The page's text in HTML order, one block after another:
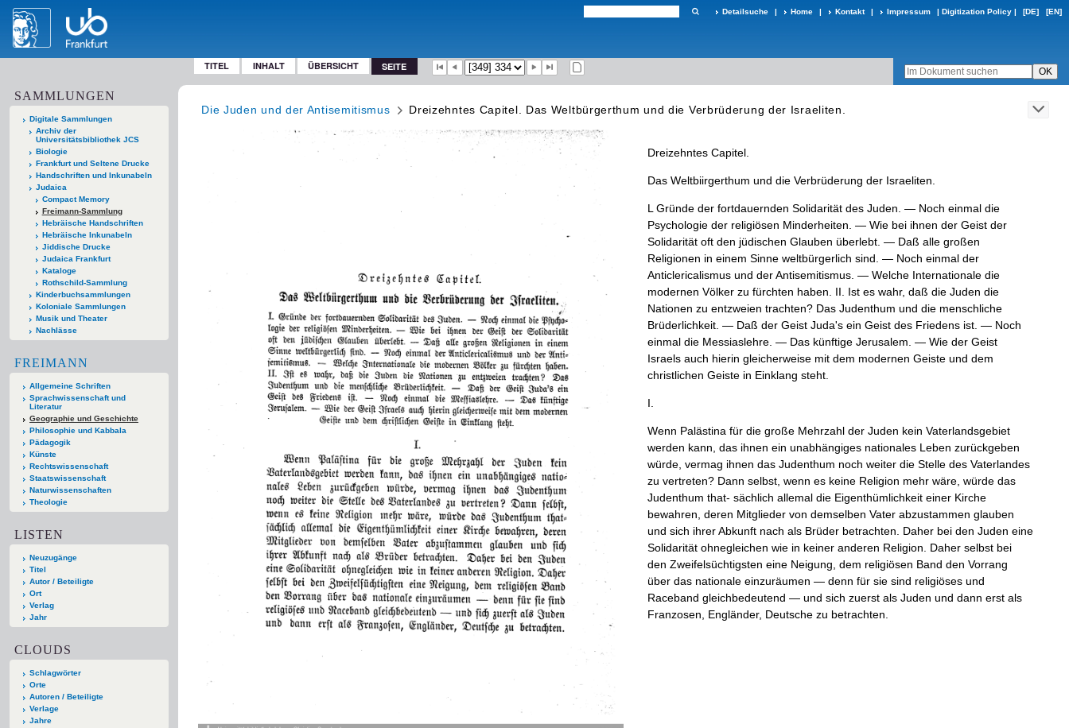
Detailsuche | Home | Kontakt | Impressum | Digitization Policy | [DE] [EN]
TITEL INHALT ÜBERSICHT SEITE
SAMMLUNGEN
Digitale Sammlungen
Archiv der
Universitätsbibliothek JCS
Biologie
Frankfurt und Seltene Drucke
Handschriften und Inkunabeln
Judaica
Compact Memory
Freimann-Sammlung
Hebräische Handschriften
Hebräische Inkunabeln
Jiddische Drucke
Judaica Frankfurt
Kataloge
Rothschild-Sammlung
Kinderbuchsammlungen
Koloniale Sammlungen
Musik und Theater
Nachlässe
FREIMANN
Allgemeine Schriften
Sprachwissenschaft und
Literatur
Geographie und Geschichte
Philosophie und Kabbala
Pädagogik
Künste
Rechtswissenschaft
Staatswissenschaft
Naturwissenschaften
Theologie
LISTEN
Neuzugänge
Titel
Autor / Beteiligte
Ort
Verlag
Jahr
CLOUDS
Schlagwörter
Orte
Autoren / Beteiligte
Verlage
Jahre
Die Juden und der Antisemitismus Dreizehntes Capitel. Das Weltbürgerthum und die Verbrüderung der Israeliten.
Dreizehntes Capitel
Das Weltbiirgerthum und die Verbrüderung der Israeliten
L Gründe der fortdauernden Solidarität des Juden — Noch einmal die
Psycho­logie der religiösen Minderheiten — Wie bei ihnen der Geist der
Solidarität oft den jüdischen Glauben überlebt — Daß alle großen
Religionen in einem Sinne weltbürgerlich sind — Noch einmal der
Anticlericalismus und derAnti­semitismus — Welche Internationale die
modernen Völker zu fürchten haben II Ist es wahr, daß die Juden die
Nationen zu entzweien trachten? Das Judenthum und die menschliche
Brüderlichkeit — Daß der Geist Juda's ein Geist des Friedens ist — Noch
einmal die Messiaslehre — Das künftige Jerusalem — Wie der Geist
Israels auch hierin gleicherweise mit dem modernen Geiste und dem
christlichen Geiste in Einklang steht
I
Wenn Palästina für die große Mehrzahl der Juden kein Vaterlandsgebiet
werden kann das ihnen ein unabhängiges natio­nales Leben zurückgeben
würde vermag ihnen das Judenthum noch weiter die Stelle des Vaterlandes
zu vertreten? Dann selbst wenn es keine Religion mehr wäre würde das
Judenthum that- sächlich allemal die Eigenthümlichkeit einer Kirche
bewahren deren Mitglieder von demselben Vater abzustammen glauben
und sich ihrerAbkunft nach als Brüder betrachten Daher bei den Juden eine
Solidarität ohnegleichen wie in keiner anderen Religion Daher selbst bei
den Zweifelsüchtigsten eine Neigung dem religiösen Band den Vorrang
über das nationale einzuräumen — denn für sie sind religiöses und
Raceband gleichbedeutend — und sich zuerst als Juden und dann erst als
Franzosen
Engländer, Deutsche zu betrachten